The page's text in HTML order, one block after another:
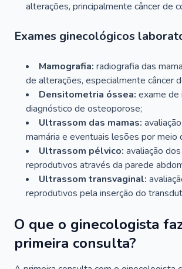
alterações, principalmente câncer de
Exames ginecológicos
Mamografia: radiografia das
de alterações, especialmente câncer
Densitometria óssea: exame de
diagnóstico de osteoporose;
Ultrassom das mamas:
mamária e eventuais lesões por meio
Ultrassom pélvico: avaliação
reprodutivos através da parede
Ultrassom transvaginal:
reprodutivos pela inserção do
O que o ginecologista
primeira consulta?